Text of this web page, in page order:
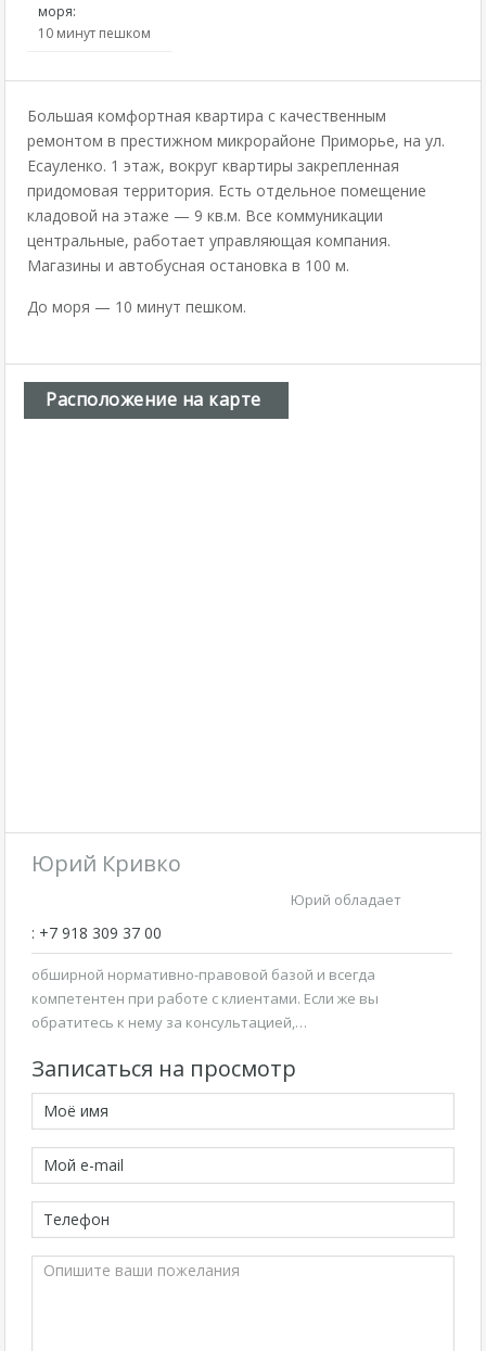
моря:
10 минут пешком
Большая комфортная квартира с качественным
ремонтом в престижном микрорайоне Приморье, на ул.
Есауленко. 1 этаж, вокруг квартиры закрепленная
придомовая территория. Есть отдельное помещение
кладовой на этаже — 9 кв.м. Все коммуникации
центральные, работает управляющая компания.
Магазины и автобусная остановка в 100 м.
До моря — 10 минут пешком.
Расположение на карте
Юрий Кривко
: +7 918 309 37 00
Юрий обладает
обширной нормативно-правовой базой и всегда
компетентен при работе с клиентами. Если же вы
обратитесь к нему за консультацией,…
Записаться на просмотр